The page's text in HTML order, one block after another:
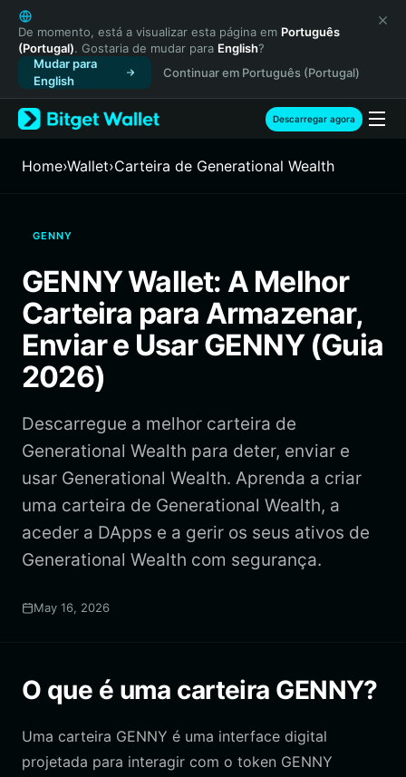
English
日本語
Tiếng Việt
Русский
Español (Latinoamérica)
Türkçe
Français
繁體中文
Bahasa Indonesia
ภาษาไทย
हिन्दी
Español
Português (Brasil)
De momento, está a visualizar esta página em Português
(Portugal). Gostaria de mudar para English?
Mudar para
English
Continuar em Português (Portugal)
Descarregar agora
Home›Wallet›Carteira de Generational Wealth
GENNY
GENNY Wallet: A Melhor
Carteira para Armazenar,
Enviar e Usar GENNY (Guia
2026)
Descarregue a melhor carteira de
Generational Wealth para deter, enviar e
usar Generational Wealth. Aprenda a criar
uma carteira de Generational Wealth, a
aceder a DApps e a gerir os seus ativos de
Generational Wealth com segurança.
May 16, 2026
O que é uma carteira GENNY?
Uma carteira GENNY é uma interface digital
projetada para interagir com o token GENNY